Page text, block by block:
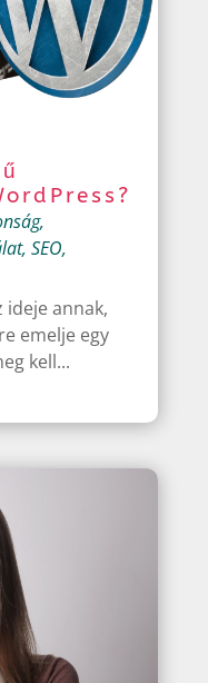
,
, SEO,
annak,
emelje egy
kell...